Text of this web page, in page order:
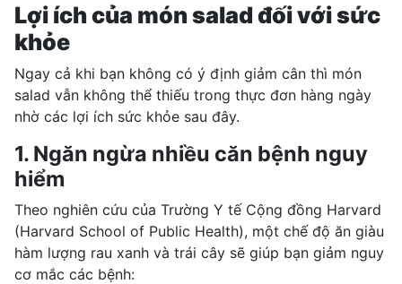
Lợi ích của món salad đối với sức
khỏe
Ngay cả khi bạn không có ý định giảm cân thì món
salad vẫn không thể thiếu trong thực đơn hàng ngày
nhờ các lợi ích sức khỏe sau đây.
1. Ngăn ngừa nhiều căn bệnh nguy
hiểm
Theo nghiên cứu của Trường Y tế Cộng đồng Harvard
(Harvard School of Public Health), một chế độ ăn giàu
hàm lượng rau xanh và trái cây sẽ giúp bạn giảm nguy
cơ mắc các bệnh: